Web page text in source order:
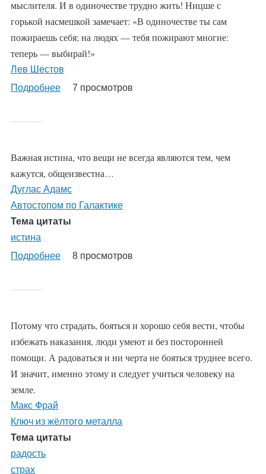
мыслителя. И в одиночестве трудно жить! Ницше с
горькой насмешкой замечает: «В одиночестве ты сам
пожираешь себя; на людях — тебя пожирают многие:
теперь — выбирай!»
Лев Шестов
Подробнее
7 просмотров
Важная истина, что вещи не всегда являются тем, чем
кажутся, общеизвестна…
Дуглас Адамс
Автостопом по Галактике
Тема цитаты
истина
Подробнее
8 просмотров
Потому что страдать, бояться и хорошо себя вести, чтобы
избежать наказания, люди умеют и без посторонней
помощи. А радоваться и ни черта не бояться труднее всего.
И значит, именно этому и следует учиться человеку на
земле.
Макс Фрай
Ключ из жёлтого металла
Тема цитаты
радость
страх